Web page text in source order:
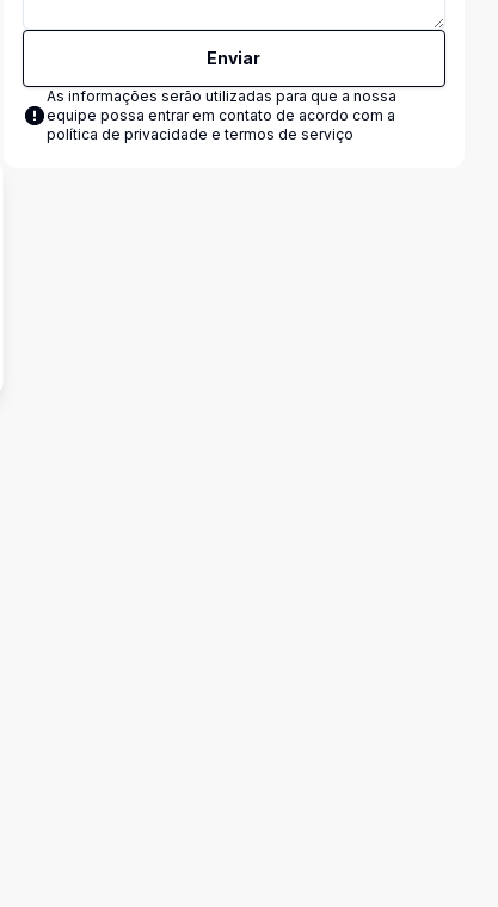
Enviar
As informações serão utilizadas para que a nossa
equipe possa entrar em contato de acordo com a
política de privacidade e termos de serviço